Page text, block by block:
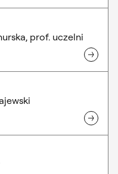
prof. uczelni